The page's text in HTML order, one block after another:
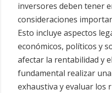
inversores deben tener
consideraciones
Esto incluye aspectos
económicos, políticos y
afectar la rentabilidad y
fundamental realizar
exhaustiva y evaluar los